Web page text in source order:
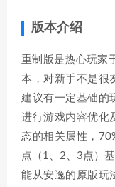
版本介绍
重制版是热心玩家
本，对新手不是很
建议有一定基础的
进行游戏内容优化
态的相关属性，
点（1、2、3点）
能从安逸的原版玩